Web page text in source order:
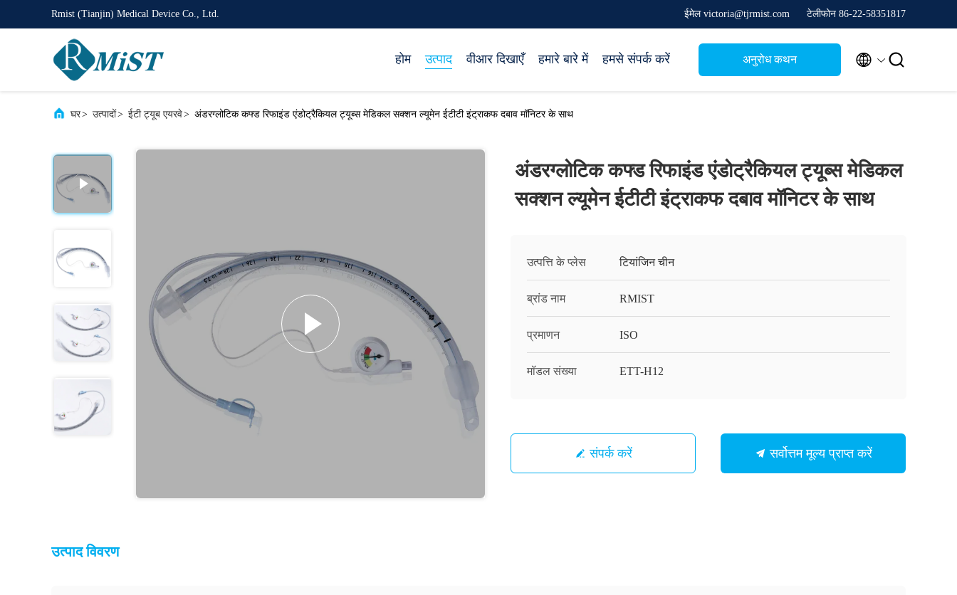
Rmist (Tianjin) Medical Device Co., Ltd. ईमेल victoria@tjrmist.com टेलीफोन 86-22-58351817
होम उत्पाद वीआर दिखाएँ हमारे बारे में हमसे संपर्क करें अनुरोध कथन  
घर> उत्पादों> ईटी ट्यूब एयरवे> अंडरग्लोटिक कफ्ड रिफाइंड एंडोट्रैकियल ट्यूब्स मेडिकल सक्शन ल्यूमेन ईटीटी इंट्राकफ दबाव मॉनिटर के साथ
अंडरग्लोटिक कफ्ड रिफाइंड एंडोट्रैकियल ट्यूब्स मेडिकल
सक्शन ल्यूमेन ईटीटी इंट्राकफ दबाव मॉनिटर के साथ
उत्पत्ति के प्लेस टियांजिन चीन
ब्रांड नाम RMIST
प्रमाणन ISO
मॉडल संख्या ETT-H12
संपर्क करें सर्वोत्तम मूल्य प्राप्त करें
उत्पाद विवरण